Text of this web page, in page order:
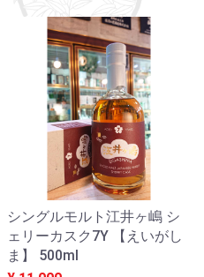
シングルモルト江井ヶ嶋 シ
ェリーカスク7Y 【えいがし
ま】 500ml